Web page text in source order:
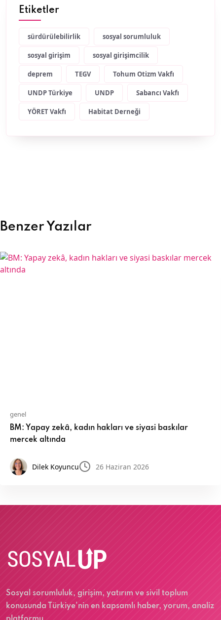
Etiketler
sürdürülebilirlik sosyal sorumluluk
sosyal girişim sosyal girişimcilik
deprem TEGV Tohum Otizm Vakfı
UNDP Türkiye UNDP Sabancı Vakfı
YÖRET Vakfı Habitat Derneği
Benzer Yazılar
genel
BM: Yapay zekâ, kadın hakları ve siyasi baskılar
mercek altında
Dilek Koyuncu 26 Haziran 2026
Sosyal sorumluluk, girişim, yatırım ve sivil toplum
konusunda Türkiye'nin en kapsamlı haber, yorum, analiz